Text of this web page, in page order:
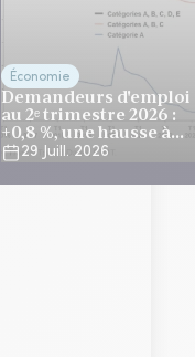
Économie
Demandeurs d'emploi
au 2ᵉ trimestre 2026 :
+0,8 %, une hausse à
relativiser
29 Juill. 2026